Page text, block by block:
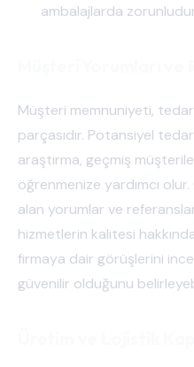
ambalajlarda
Müşteri memnuniyeti,
parçasıdır. Potansiyel
araştırma, geçmiş
öğrenmenize yardımcı
alan yorumlar ve
hizmetlerin kalitesi
firmaya dair görüşlerini
güvenilir olduğunu